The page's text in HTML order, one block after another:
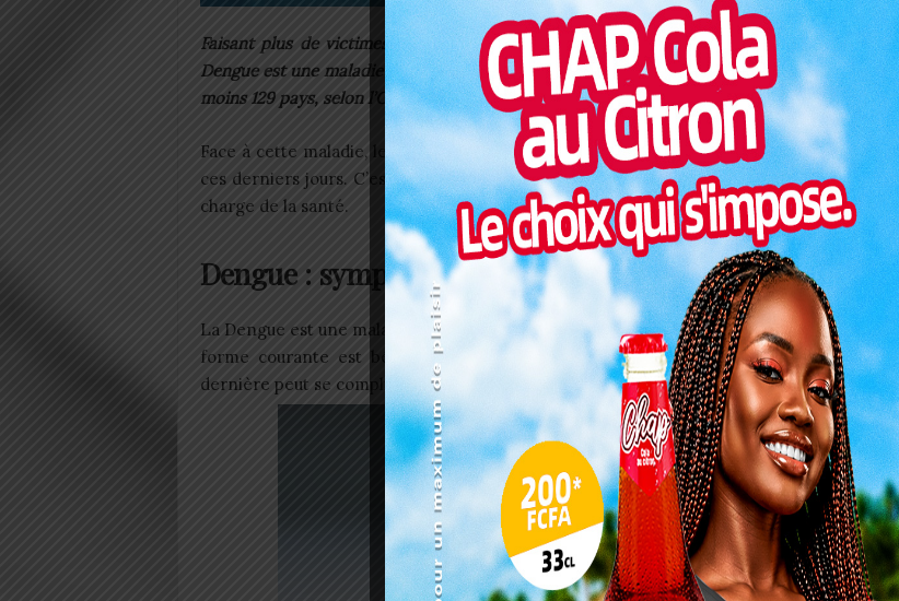
Faisant plus de victimes dans les régions tropicales et subtropicales du monde entier, la
Dengue est une maladie qui menace 100 à 400 millions de personnes chaque année dans au
moins 129 pays, selon l’Organisation Mondiale de la Santé (OMS).
Face à cette maladie, le Togo n’est pas épargné. Il a enregistré du sud au Nord, huit cas
ces derniers jours. C’est ce que nous révèle les investigations sanitaires du ministre en
charge de la santé.
Dengue : symptômes et prévention
La Dengue est une maladie qui est dû à un virus transmis par une piqûre de moustique. Sa
forme courante est bégnine mais la plus grave est la Dengue hémorragique. Cette
dernière peut se compliquer et entrainer la mort.